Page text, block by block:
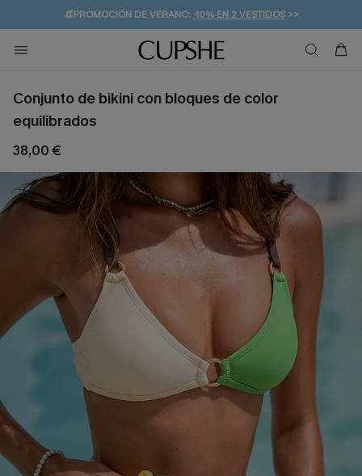
👒PROMOCIÓN DE VERANO:-10% EN 2 VESTIDOS>>
💌¡SUSCRIBIRSE & GANAR -10% EXTRA!
🚚ENVÍO GRATUITO A PARTIR DE 49 € >>
Conjunto de bikini con bloques de color
equilibrados
38,00 €